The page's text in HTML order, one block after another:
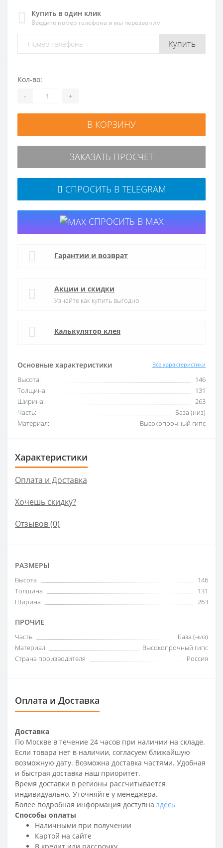
Купить в один клик
Введите номер телефона и мы перезвоним
Купить
Основные характеристики Все характеристики
Высота:
146
Толщина:
131
Ширина:
263
Часть:
База (низ)
Материал:
Высокопрочный гипс
Кол-во:
- +
В КОРЗИНУ
ЗАКАЗАТЬ ПРОСЧЕТ
СПРОСИТЬ В TELEGRAM
СПРОСИТЬ В MAX
Гарантии и возврат
Акции и скидки
Узнайте как купить выгодно
Калькулятор клея
Характеристики
Оплата и Доставка
Хочешь скидку?
Отзывов (0)
РАЗМЕРЫ
Высота
146
Толщина
131
Ширина
263
ПРОЧИЕ
Часть
База (низ)
Материал
Высокопрочный гипс
Страна производителя
Россия
Оплата и Доставка
Доставка
По Москве в течение 24 часов при наличии на складе.
Если товара нет в наличии, согласуем ближайшую
возможную дату. Возможна доставка частями. Удобная
и быстрая доставка наш приоритет.
Время доставки в регионы рассчитывается
индивидуально. Уточняйте у менеджера.
Более подробная информация доступна здесь
Способы оплаты
Наличными при получении
Картой на сайте